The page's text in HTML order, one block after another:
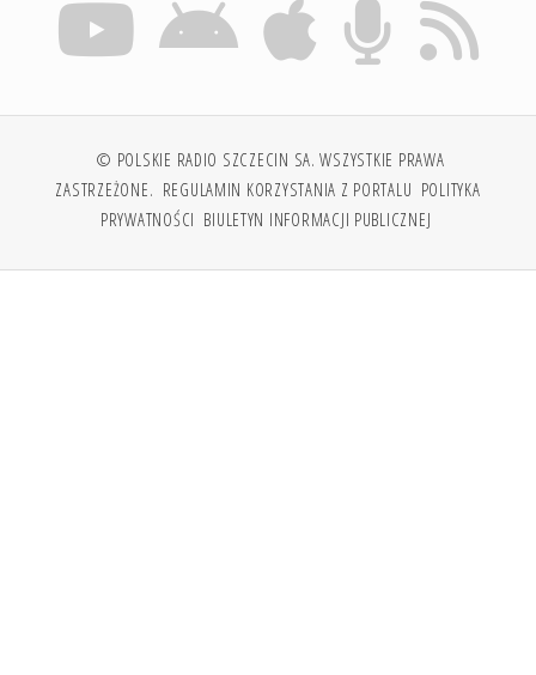
© POLSKIE RADIO SZCZECIN SA. WSZYSTKIE PRAWA
ZASTRZEŻONE. REGULAMIN KORZYSTANIA Z PORTALU POLITYKA
PRYWATNOŚCI BIULETYN INFORMACJI PUBLICZNEJ